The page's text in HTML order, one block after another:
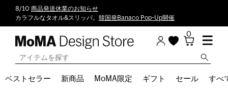
8/10 商品発送休業のお知らせ
カラフルなタオル&スリッパ。 韓国発Banaco Pop-Up開催
0
ベストセラー 新商品 MoMA限定 ギフト セール すべ